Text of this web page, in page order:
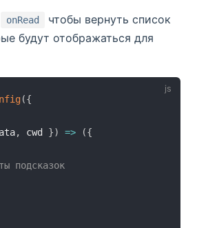
onRead
чтобы вернуть список
будут отображаться для
({
, cwd }) => ({
подсказок